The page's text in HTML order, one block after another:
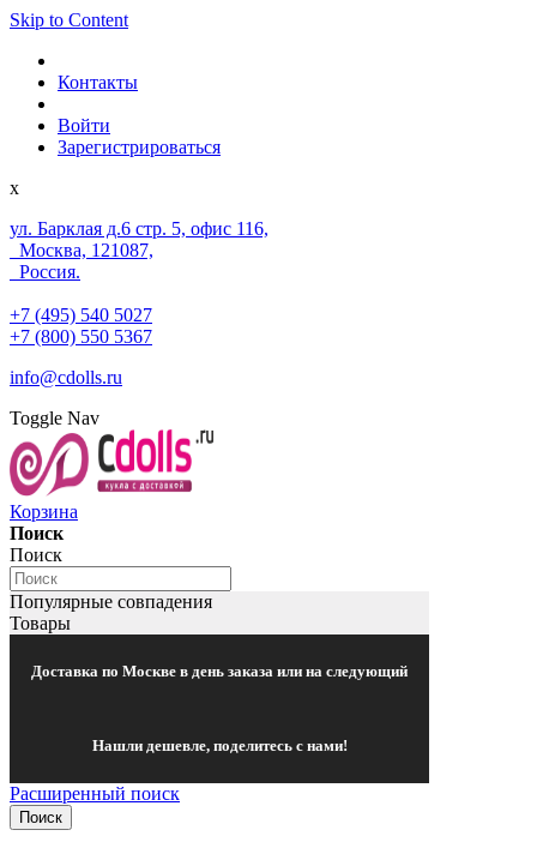
Skip to Content
Контакты
Войти
Зарегистрироваться
x
ул. Барклая д.6 стр. 5, офис 116,
Москва, 121087,
Россия.
+7 (495) 540 5027
+7 (800) 550 5367
info@cdolls.ru
Toggle Nav
Корзина
Поиск
Поиск
Популярные совпадения
Товары
Доставка по Москве в день заказа или на следующий
Нашли дешевле, поделитесь с нами!
Расширенный поиск
Поиск